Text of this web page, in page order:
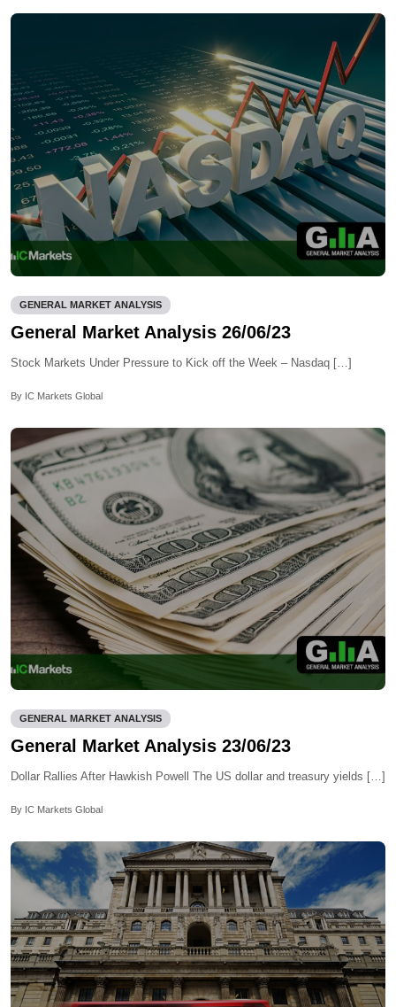
GENERAL MARKET ANALYSIS
General Market Analysis 26/06/23
Stock Markets Under Pressure to Kick off the Week – Nasdaq […]
By IC Markets Global
GENERAL MARKET ANALYSIS
General Market Analysis 23/06/23
Dollar Rallies After Hawkish Powell The US dollar and treasury yields […]
By IC Markets Global